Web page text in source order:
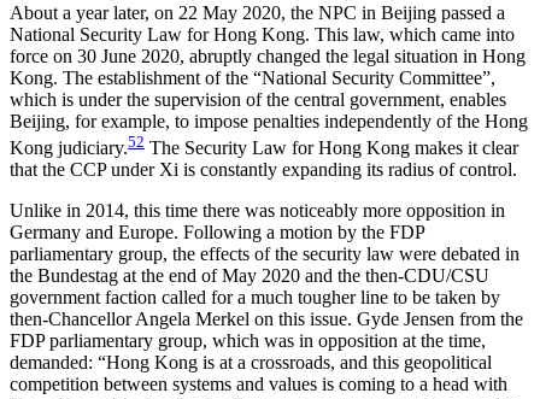
About a year later, on 22 May 2020, the NPC in Beijing passed a
National Security Law for Hong Kong. This law, which came into
force on 30 June 2020, abruptly changed the legal situation in Hong
Kong. The establishment of the “National Security Committee”,
which is under the supervision of the central government, enables
Beijing, for example, to impose penalties independently of the Hong
Kong judiciary.52 The Security Law for Hong Kong makes it clear
that the CCP under Xi is constantly expanding its radius of control.
Unlike in 2014, this time there was noticeably more opposition in
Germany and Europe. Following a motion by the FDP
parliamentary group, the effects of the security law were debated in
the Bundestag at the end of May 2020 and the then-CDU/CSU
government faction called for a much tougher line to be taken by
then-Chancellor Angela Merkel on this issue. Gyde Jensen from the
FDP parliamentary group, which was in opposition at the time,
demanded: “Hong Kong is at a crossroads, and this geopolitical
competition between systems and values is coming to a head with